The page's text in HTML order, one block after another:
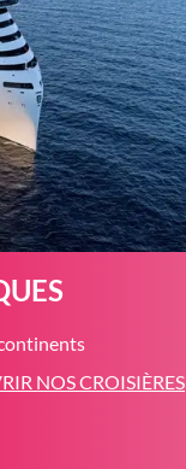
NOS CROISIÈRES